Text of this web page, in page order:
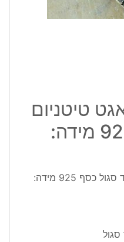
טיטניום
ורוד סגול כסף 925 מידה:
טבעת משובצת אגט טיטניום ורוד סגול כסף 925 מידה: